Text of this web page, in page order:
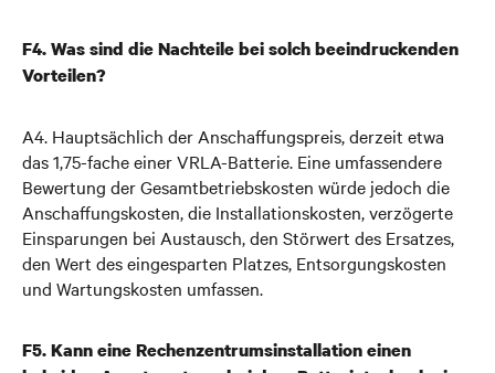
F4. Was sind die Nachteile bei solch beeindruckenden
Vorteilen?
A4. Hauptsächlich der Anschaffungspreis, derzeit etwa
das 1,75-fache einer VRLA-Batterie. Eine umfassendere
Bewertung der Gesamtbetriebskosten würde jedoch die
Anschaffungskosten, die Installationskosten, verzögerte
Einsparungen bei Austausch, den Störwert des Ersatzes,
den Wert des eingesparten Platzes, Entsorgungskosten
und Wartungskosten umfassen.
F5. Kann eine Rechenzentrumsinstallation einen